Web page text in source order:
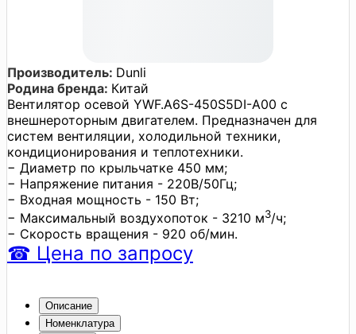
Производитель: Dunli
Родина бренда: Китай
Вентилятор осевой YWF.A6S-450S5DI-A00 с
внешнероторным двигателем. Предназначен для
систем вентиляции, холодильной техники,
кондиционирования и теплотехники.
− Диаметр по крыльчатке 450 мм;
− Напряжение питания - 220В/50Гц;
− Входная мощность - 150 Вт;
− Максимальный воздухопоток - 3210 м3/ч;
− Скорость вращения - 920 об/мин.
☎ Цена по запросу
Описание
Номенклатура